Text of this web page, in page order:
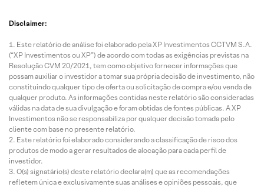
Disclaimer:
Este relatório de análise foi elaborado pela XP Investimentos CCTVM S.A.
(“XP Investimentos ou XP”) de acordo com todas as exigências previstas na
Resolução CVM 20/2021, tem como objetivo fornecer informações que
possam auxiliar o investidor a tomar sua própria decisão de investimento, não
constituindo qualquer tipo de oferta ou solicitação de compra e/ou venda de
qualquer produto. As informações contidas neste relatório são consideradas
válidas na data de sua divulgação e foram obtidas de fontes públicas. A XP
Investimentos não se responsabiliza por qualquer decisão tomada pelo
cliente com base no presente relatório.
Este relatório foi elaborado considerando a classificação de risco dos
produtos de modo a gerar resultados de alocação para cada perfil de
investidor.
O(s) signatário(s) deste relatório declara(m) que as recomendações
refletem única e exclusivamente suas análises e opiniões pessoais, que